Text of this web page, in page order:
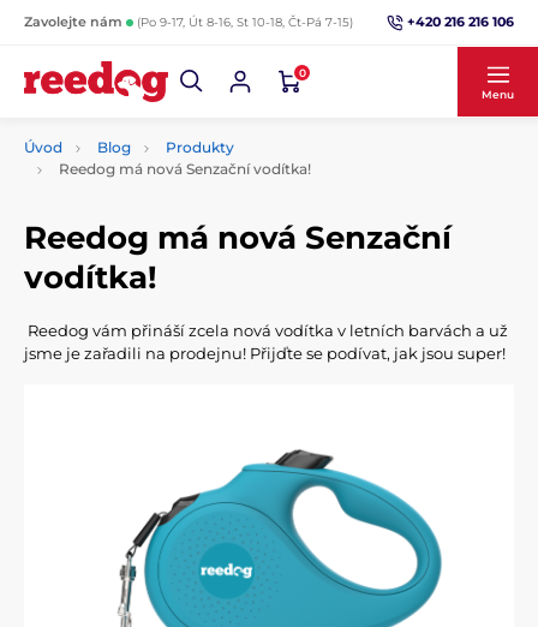
Zavolejte nám (Po 9-17, Út 8-16, St 10-18, Čt-Pá 7-15) +420 216 216 106
0
Menu
Úvod Blog
Produkty
Reedog má nová Senzační vodítka!
Reedog má nová Senzační
vodítka!
Reedog vám přináší zcela nová vodítka v letních barvách a už
jsme je zařadili na prodejnu! Přijďte se podívat, jak jsou super!